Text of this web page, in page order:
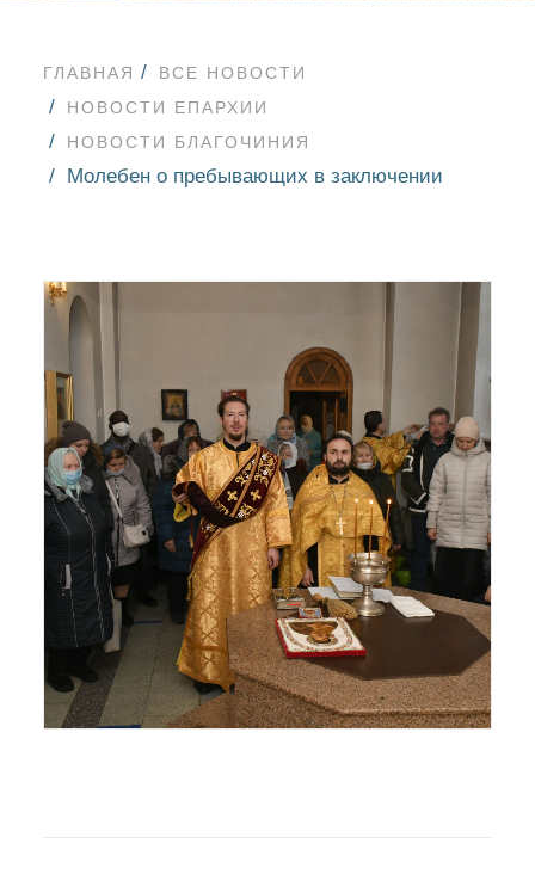
ГЛАВНАЯ
ВСЕ НОВОСТИ
НОВОСТИ ЕПАРХИИ
НОВОСТИ БЛАГОЧИНИЯ
Молебен о пребывающих в заключении